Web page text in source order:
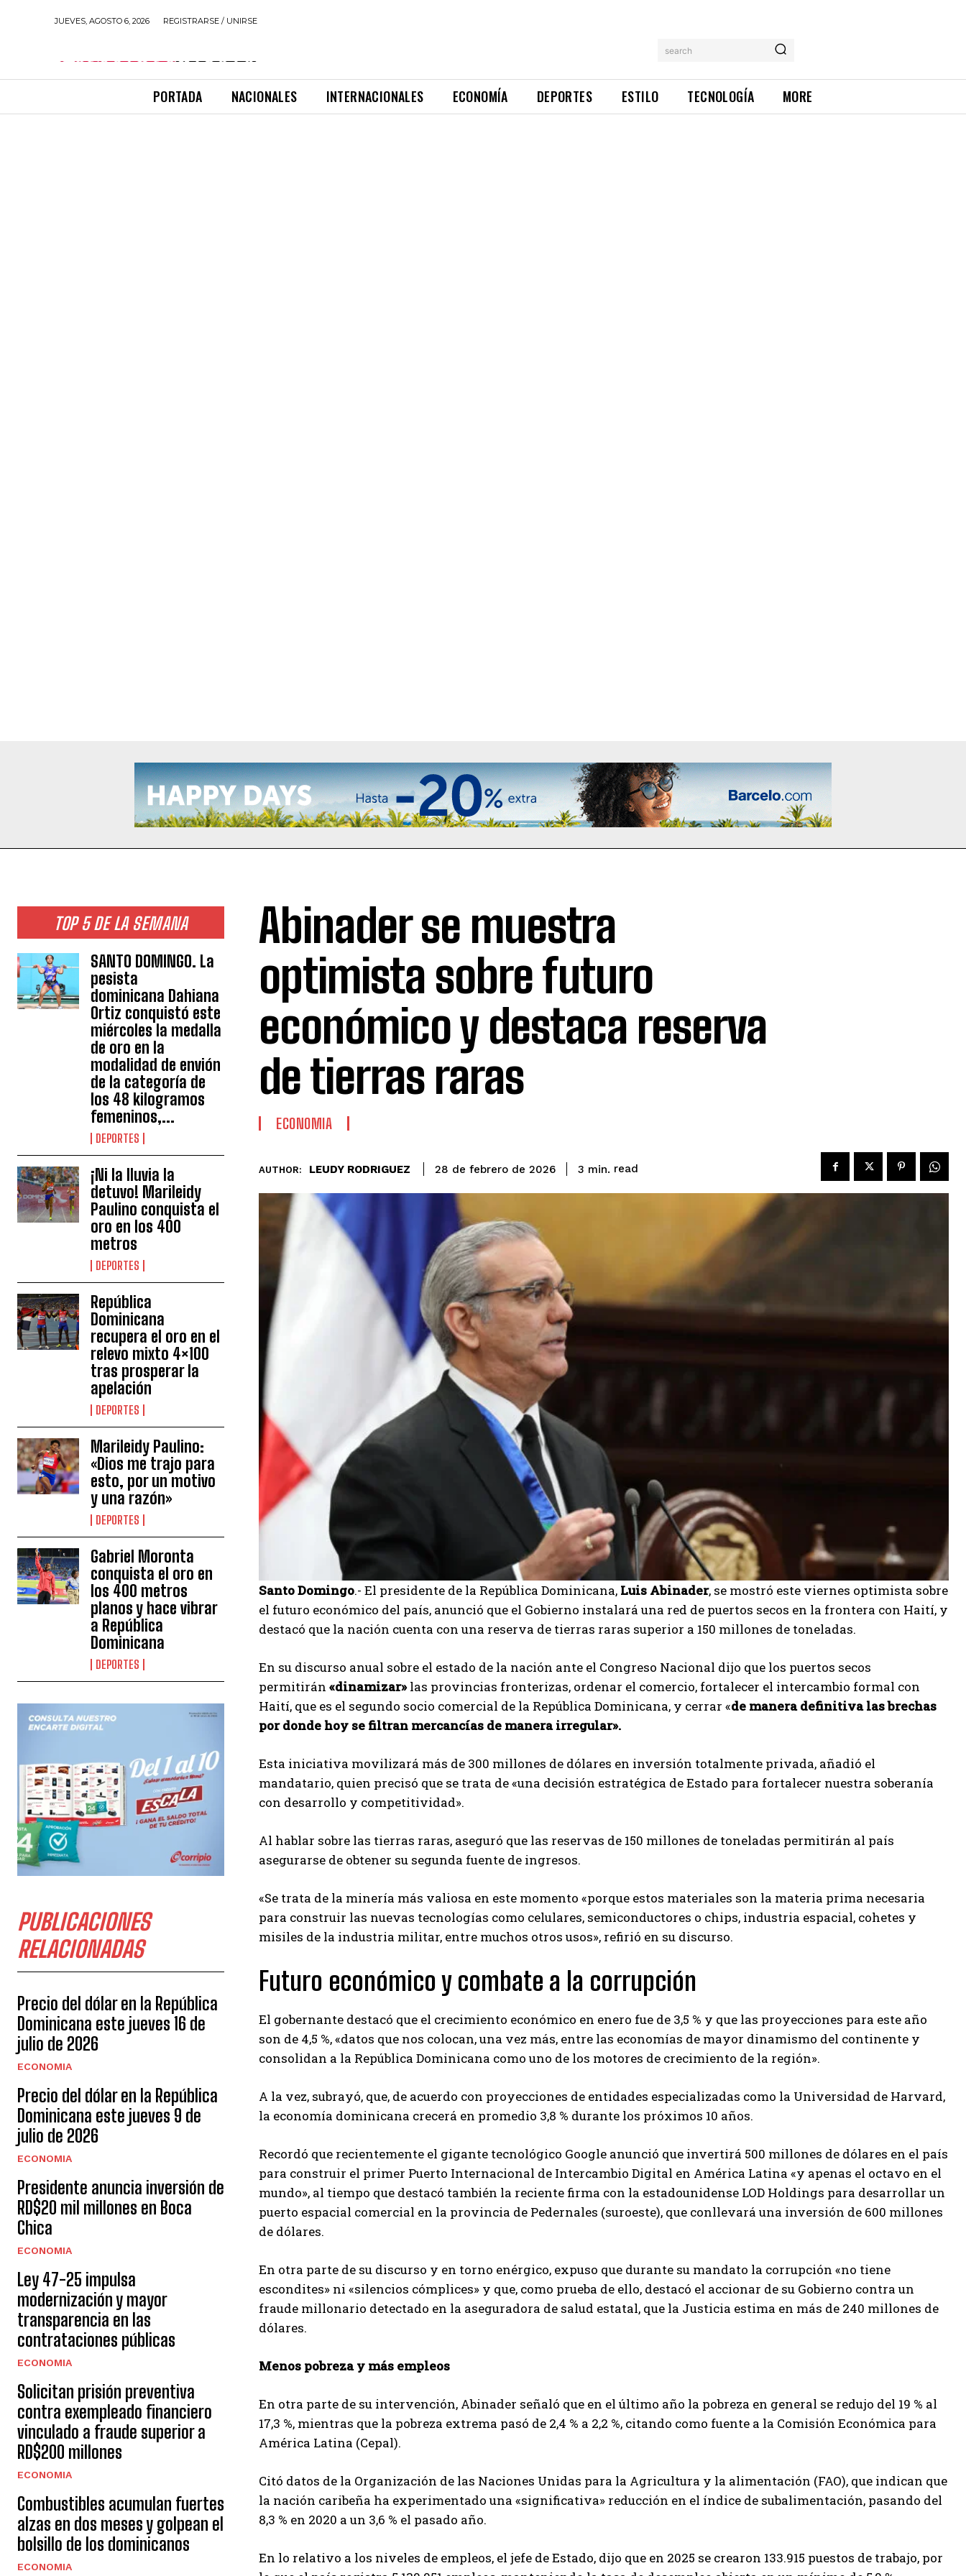
JUEVES, AGOSTO 6, 2026 REGISTRARSE / UNIRSE
search
PORTADA NACIONALES INTERNACIONALES ECONOMÍA DEPORTES ESTILO TECNOLOGÍA MORE
TOP 5 DE LA SEMANA
SANTO DOMINGO. La
pesista
dominicana Dahiana
Ortiz conquistó este
miércoles la medalla
de oro en la
modalidad de envión
de la categoría de
los 48 kilogramos
femeninos,...
DEPORTES
¡Ni la lluvia la
detuvo! Marileidy
Paulino conquista el
oro en los 400
metros
DEPORTES
República
Dominicana
recupera el oro en el
relevo mixto 4×100
tras prosperar la
apelación
DEPORTES
Marileidy Paulino:
«Dios me trajo para
esto, por un motivo
y una razón»
DEPORTES
Gabriel Moronta
conquista el oro en
los 400 metros
planos y hace vibrar
a República
Dominicana
DEPORTES
PUBLICACIONES
RELACIONADAS
Precio del dólar en la República
Dominicana este jueves 16 de
julio de 2026
ECONOMIA
Precio del dólar en la República
Dominicana este jueves 9 de
julio de 2026
ECONOMIA
Presidente anuncia inversión de
RD$20 mil millones en Boca
Chica
ECONOMIA
Ley 47-25 impulsa
modernización y mayor
transparencia en las
contrataciones públicas
ECONOMIA
Solicitan prisión preventiva
contra exempleado financiero
vinculado a fraude superior a
RD$200 millones
ECONOMIA
Combustibles acumulan fuertes
alzas en dos meses y golpean el
bolsillo de los dominicanos
ECONOMIA
Abinader se muestra
optimista sobre futuro
económico y destaca reserva
de tierras raras
ECONOMIA
AUTHOR: LEUDY RODRIGUEZ 28 de febrero de 2026 3 min. read
Santo Domingo.- El presidente de la República Dominicana, Luis Abinader, se mostró este viernes optimista sobre
el futuro económico del país, anunció que el Gobierno instalará una red de puertos secos en la frontera con Haití, y
destacó que la nación cuenta con una reserva de tierras raras superior a 150 millones de toneladas.
En su discurso anual sobre el estado de la nación ante el Congreso Nacional dijo que los puertos secos
permitirán «dinamizar»las provincias fronterizas, ordenar el comercio, fortalecer el intercambio formal con
Haití, que es el segundo socio comercial de la República Dominicana, y cerrar «de manera definitiva las brechas
por donde hoy se filtran mercancías de manera irregular».
Esta iniciativa movilizará más de 300 millones de dólares en inversión totalmente privada, añadió el
mandatario, quien precisó que se trata de «una decisión estratégica de Estado para fortalecer nuestra soberanía
con desarrollo y competitividad».
Al hablar sobre las tierras raras, aseguró que las reservas de 150 millones de toneladas permitirán al país
asegurarse de obtener su segunda fuente de ingresos.
«Se trata de la minería más valiosa en este momento «porque estos materiales son la materia prima necesaria
para construir las nuevas tecnologías como celulares, semiconductores o chips, industria espacial, cohetes y
misiles de la industria militar, entre muchos otros usos», refirió en su discurso.
Futuro económico y combate a la corrupción
El gobernante destacó que el crecimiento económico en enero fue de 3,5 % y que las proyecciones para este año
son de 4,5 %, «datos que nos colocan, una vez más, entre las economías de mayor dinamismo del continente y
consolidan a la República Dominicana como uno de los motores de crecimiento de la región».
A la vez, subrayó, que, de acuerdo con proyecciones de entidades especializadas como la Universidad de Harvard,
la economía dominicana crecerá en promedio 3,8 % durante los próximos 10 años.
Recordó que recientemente el gigante tecnológico Google anunció que invertirá 500 millones de dólares en el país
para construir el primer Puerto Internacional de Intercambio Digital en América Latina «y apenas el octavo en el
mundo», al tiempo que destacó también la reciente firma con la estadounidense LOD Holdings para desarrollar un
puerto espacial comercial en la provincia de Pedernales (suroeste), que conllevará una inversión de 600 millones
de dólares.
En otra parte de su discurso y en torno enérgico, expuso que durante su mandato la corrupción «no tiene
escondites» ni «silencios cómplices» y que, como prueba de ello, destacó el accionar de su Gobierno contra un
fraude millonario detectado en la aseguradora de salud estatal, que la Justicia estima en más de 240 millones de
dólares.
Menos pobreza y más empleos
En otra parte de su intervención, Abinader señaló que en el último año la pobreza en general se redujo del 19 % al
17,3 %, mientras que la pobreza extrema pasó de 2,4 % a 2,2 %, citando como fuente a la Comisión Económica para
América Latina (Cepal).
Citó datos de la Organización de las Naciones Unidas para la Agricultura y la alimentación (FAO), que indican que
la nación caribeña ha experimentado una «significativa» reducción en el índice de subalimentación, pasando del
8,3 % en 2020 a un 3,6 % el pasado año.
En lo relativo a los niveles de empleos, el jefe de Estado, dijo que en 2025 se crearon 133.915 puestos de trabajo, por